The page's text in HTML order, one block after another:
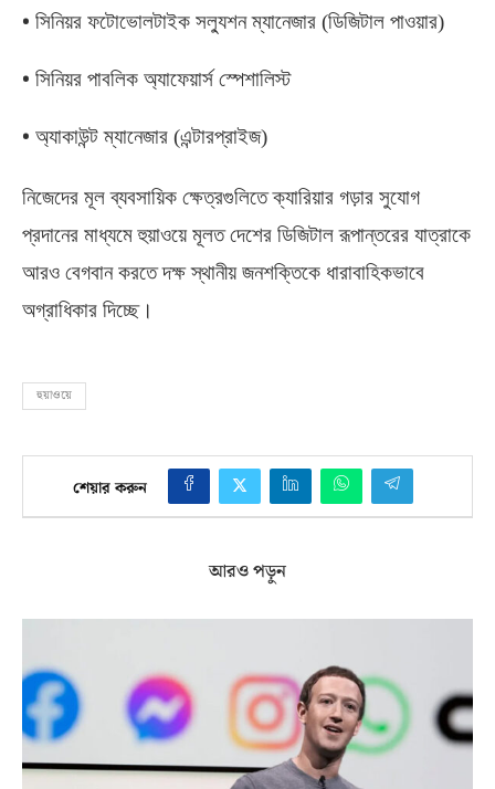
• সিনিয়র ফটোভোলটাইক সল্যুশন ম্যানেজার (ডিজিটাল পাওয়ার)
• সিনিয়র পাবলিক অ্যাফেয়ার্স স্পেশালিস্ট
• অ্যাকাউন্ট ম্যানেজার (এন্টারপ্রাইজ)
নিজেদের মূল ব্যবসায়িক ক্ষেত্রগুলিতে ক্যারিয়ার গড়ার সুযোগ
প্রদানের মাধ্যমে হুয়াওয়ে মূলত দেশের ডিজিটাল রূপান্তরের যাত্রাকে
আরও বেগবান করতে দক্ষ স্থানীয় জনশক্তিকে ধারাবাহিকভাবে
অগ্রাধিকার দিচ্ছে।
হুয়াওয়ে
শেয়ার করুন
আরও পড়ুন